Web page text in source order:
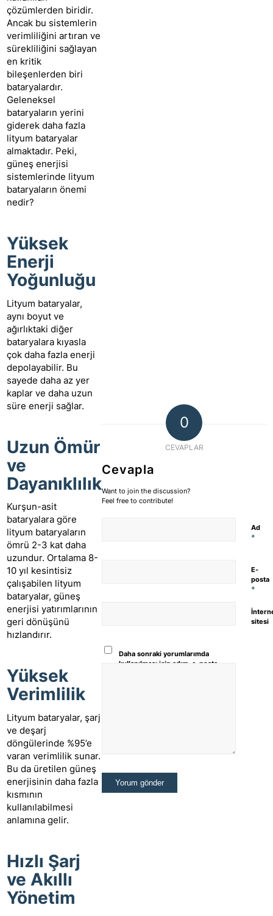
çözümlerden biridir.
Ancak bu sistemlerin
verimliliğini artıran ve
sürekliliğini sağlayan
en kritik
bileşenlerden biri
bataryalardır.
Geleneksel
bataryaların yerini
giderek daha fazla
lityum bataryalar
almaktadır. Peki,
güneş enerjisi
sistemlerinde lityum
bataryaların önemi
nedir?
Yüksek
Enerji
Yoğunluğu
Lityum bataryalar,
aynı boyut ve
ağırlıktaki diğer
bataryalara kıyasla
çok daha fazla enerji
depolayabilir. Bu
sayede daha az yer
kaplar ve daha uzun
süre enerji sağlar.
Uzun Ömür
ve
Dayanıklılık
Kurşun-asit
bataryalara göre
lityum bataryaların
ömrü 2-3 kat daha
uzundur. Ortalama 8-
10 yıl kesintisiz
çalışabilen lityum
bataryalar, güneş
enerjisi yatırımlarının
geri dönüşünü
hızlandırır.
Yüksek
Verimlilik
Lityum bataryalar, şarj
ve deşarj
döngülerinde %95’e
varan verimlilik sunar.
Bu da üretilen güneş
enerjisinin daha fazla
kısmının
kullanılabilmesi
anlamına gelir.
Hızlı Şarj
ve Akıllı
Yönetim
0
CEVAPLAR
Cevapla
Want to join the discussion?
Feel free to contribute!
Ad
*
E-
posta
*
sitesi
Daha sonraki yorumlarımda
kullanılması için adım, e-posta